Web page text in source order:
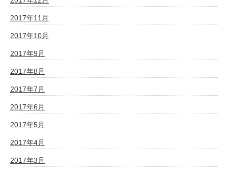
2017年11月
2017年10月
2017年9月
2017年8月
2017年7月
2017年6月
2017年5月
2017年4月
2017年3月